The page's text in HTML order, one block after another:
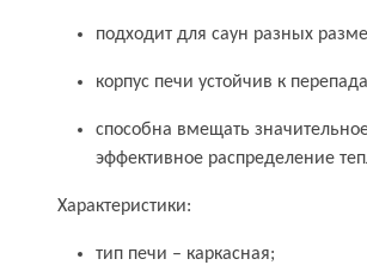
подходит для саун разных
корпус печи устойчив к
способна вмещать
эффективное распределение
Характеристики:
тип печи – каркасная;